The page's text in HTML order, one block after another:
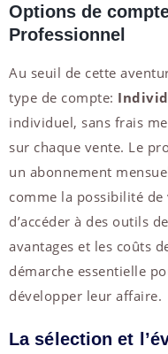
Options de
Professionnel
Au seuil de cette
type de compte:
individuel, sans frais
sur chaque vente. Le
un abonnement
comme la possibilité
d’accéder à des outils
avantages et les coûts
démarche essentielle
développer leur affaire.
La sélection et